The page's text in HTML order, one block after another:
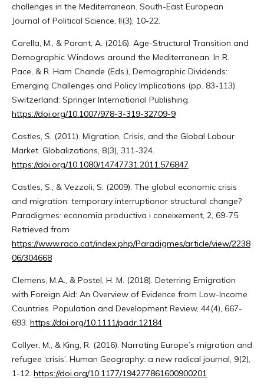
challenges in the Mediterranean. South-East European
Journal of Political Science, II(3), 10-22.
Carella, M., & Parant, A. (2016). Age-Structural Transition and
Demographic Windows around the Mediterranean. In R.
Pace, & R. Ham Chande (Eds.), Demographic Dividends:
Emerging Challenges and Policy Implications (pp. 83-113).
Switzerland: Springer International Publishing.
https://doi.org/10.1007/978-3-319-32709-9
Castles, S. (2011). Migration, Crisis, and the Global Labour
Market. Globalizations, 8(3), 311-324.
https://doi.org/10.1080/14747731.2011.576847
Castles, S., & Vezzoli, S. (2009). The global economic crisis
and migration: temporary interruptionor structural change?
Paradigmes: economia productiva i coneixement, 2, 69-75.
Retrieved from
https://www.raco.cat/index.php/Paradigmes/article/view/2238
06/304668
Clemens, M.A., & Postel, H. M. (2018). Deterring Emigration
with Foreign Aid: An Overview of Evidence from Low-Income
Countries. Population and Development Review, 44(4), 667-
693. https://doi.org/10.1111/padr.12184
Collyer, M., & King, R. (2016). Narrating Europe’s migration and
refugee ‘crisis’. Human Geography: a new radical journal, 9(2),
1-12. https://doi.org/10.1177/194277861600900201